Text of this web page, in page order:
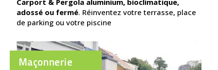
adossé ou fermé. Réinventez votre terrasse, place
de parking ou votre piscine
Maçonnerie